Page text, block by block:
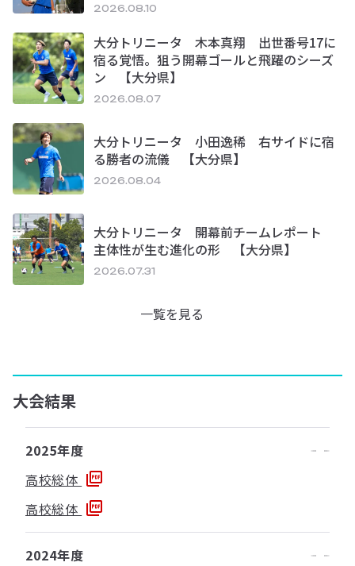
2026.08.10
大分トリニータ 木本真翔 出世番号17に
宿る覚悟。狙う開幕ゴールと飛躍のシーズ
ン 【大分県】
2026.08.07
大分トリニータ 小田逸稀 右サイドに宿
る勝者の流儀 【大分県】
2026.08.04
大分トリニータ 開幕前チームレポート
主体性が生む進化の形 【大分県】
2026.07.31
一覧を見る
大会結果
2025年度
高校総体
高校総体
2024年度